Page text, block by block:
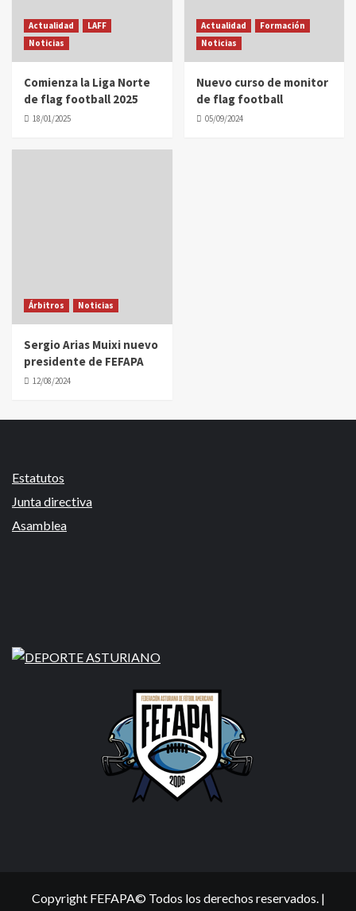
Actualidad
LAFF
Noticias
Comienza la Liga Norte
de flag football 2025
18/01/2025
Actualidad
Formación
Noticias
Nuevo curso de monitor
de flag football
05/09/2024
Árbitros Noticias
Sergio Arias Muixi nuevo
presidente de FEFAPA
12/08/2024
Estatutos
Junta directiva
Asamblea
Copyright FEFAPA© Todos los derechos reservados. |